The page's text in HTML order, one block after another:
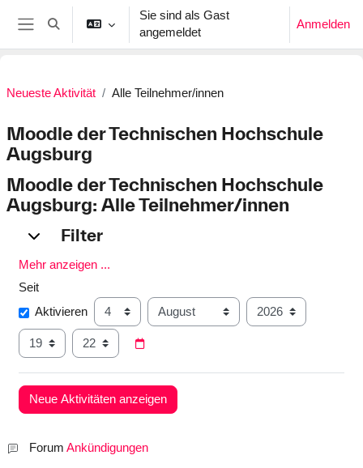
Zum Hauptinhalt
Website-Übersicht
Sucheingabe umschalten
Sie sind als Gast
angemeldet
Anmelden
Neueste Aktivität Alle Teilnehmer/innen
Moodle der Technischen Hochschule
Augsburg
Moodle der Technischen Hochschule
Augsburg: Alle Teilnehmer/innen
Filter
Filter Filter
Mehr anzeigen ...
Seit
SeitAktivieren
Tag Monat Jahr
Stunde Minute
Forum Ankündigungen